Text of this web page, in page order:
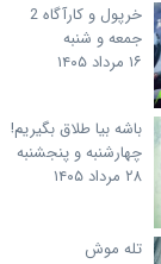
خرپول و کارآگاه 2
جمعه و شنبه
۱۶ مرداد ۱۴۰۵
باشه بیا طلاق بگیریم!
چهارشنبه و پنجشنبه
۲۸ مرداد ۱۴۰۵
تله موش